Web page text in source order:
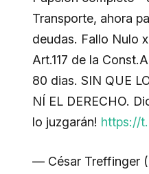
Transporte, ahora
deudas. Fallo Nulo
Art.117 de la
80 dias. SIN QUE
NÍ EL DERECHO.
lo juzgarán! https://
— César Treffinger